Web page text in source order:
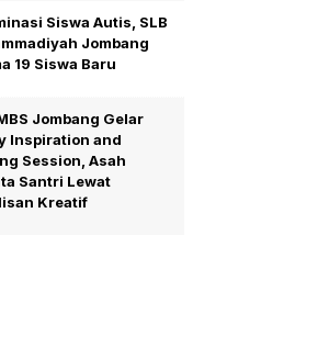
Siswa Autis, SLB
Jombang
19 Siswa Baru
Jombang Gelar
Inspiration and
Session, Asah
Santri Lewat
Kreatif